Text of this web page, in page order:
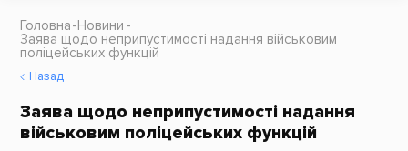
Головна Новини
Заява щодо неприпустимості надання військовим
поліцейських функцій
Назад
Заява щодо неприпустимості надання
військовим поліцейських функцій